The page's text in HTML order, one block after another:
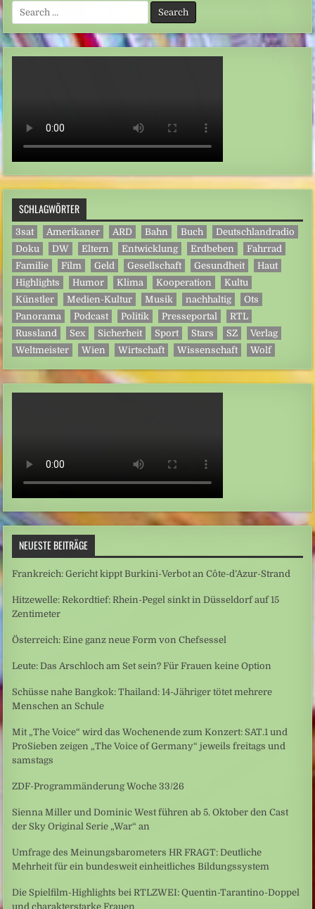
Search
for:
SCHLAGWÖRTER
3sat Amerikaner ARD Bahn Buch
Deutschlandradio
Doku
DW Eltern Entwicklung Erdbeben
Fahrrad
Familie
Film Geld Gesellschaft Gesundheit
Haut
Highlights
Humor Klima Kooperation
Kultu
Künstler
Medien-Kultur Musik nachhaltig
Ots
Panorama
Podcast Politik Presseportal
RTL
Russland
Sex Sicherheit Sport Stars SZ
Verlag
Weltmeister
Wien Wirtschaft Wissenschaft Wolf
NEUESTE BEITRÄGE
Frankreich: Gericht kippt Burkini-Verbot an Côte-d’Azur-Strand
Hitzewelle: Rekordtief: Rhein-Pegel sinkt in Düsseldorf auf 15
Zentimeter
Österreich: Eine ganz neue Form von Chefsessel
Leute: Das Arschloch am Set sein? Für Frauen keine Option
Schüsse nahe Bangkok: Thailand: 14-Jähriger tötet mehrere
Menschen an Schule
Mit „The Voice“ wird das Wochenende zum Konzert: SAT.1 und
ProSieben zeigen „The Voice of Germany“ jeweils freitags und
samstags
ZDF-Programmänderung Woche 33/26
Sienna Miller und Dominic West führen ab 5. Oktober den Cast
der Sky Original Serie „War“ an
Umfrage des Meinungsbarometers HR FRAGT: Deutliche
Mehrheit für ein bundesweit einheitliches Bildungssystem
Die Spielfilm-Highlights bei RTLZWEI: Quentin-Tarantino-Doppel
und charakterstarke Frauen